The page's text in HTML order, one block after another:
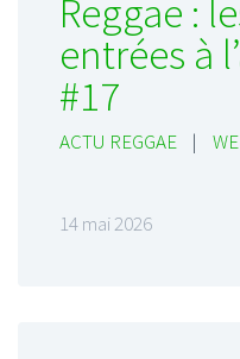
Reggae :
entrées à
#17
ACTU REGGAE |
14 mai 2026